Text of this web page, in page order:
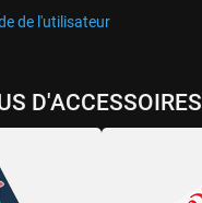
de l'utilisateur
D'ACCESSOIRES